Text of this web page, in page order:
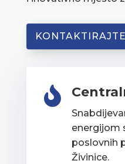

energijom
poslovnih
Živinice.